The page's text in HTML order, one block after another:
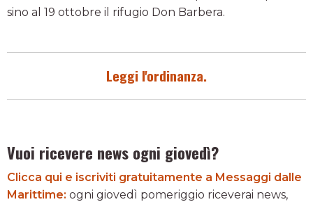
sino al 19 ottobre il rifugio Don Barbera.
Leggi l'ordinanza.
Vuoi ricevere news ogni giovedì?
Clicca qui e iscriviti gratuitamente a Messaggi dalle
Marittime: ogni giovedì pomeriggio riceverai news,